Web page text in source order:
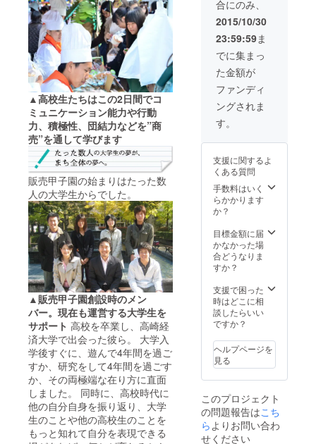
▲高校生たちはこの2日間でコ
ミュニケーション能力や行動
力、積極性、団結力などを”商
売”を通して学びます
販売甲子園の始まりはたった数
人の大学生からでした。
▲販売甲子園創設時のメン
バー。現在も運営する大学生を
サポート 高校を卒業し、高崎経
済大学で出会った彼ら。 大学入
学後すぐに、遊んで4年間を過ご
すか、研究をして4年間を過ごす
か、その両極端な在り方に直面
しました。 同時に、高校時代に
他の自分自身を振り返り、大学
生のことや他の高校生のことを
もっと知れて自分を表現できる
ゲスト
シート
2015オ
フィ
シャル
DVD(実
行委員
からの
全力感
謝付) ⑥
高校生
から感
込め
（サン
クス
カー
ド） ⑦
開会
会式な
どを間
近で見
られる
シート
⑧大学
生セレ
クト！
めの高
校生商
品 ※
送付で
品をお
送りし
ます。
⑨審査
合にのみ、
2015/10/30
23:59:59ま
でに集まっ
た金額が
ファンディ
ングされま
す。
支援に関するよ
くある質問
手数料はいく
らかかります
か？
目標金額に届
かなかった場
合どうなりま
すか？
支援で困った
時はどこに相
談したらいい
ですか？
ヘルプページを
見る
このプロジェクト
の問題報告はこち
ら よりお問い合わ
せください